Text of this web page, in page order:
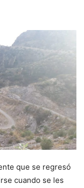
que se regresó
cuando se les